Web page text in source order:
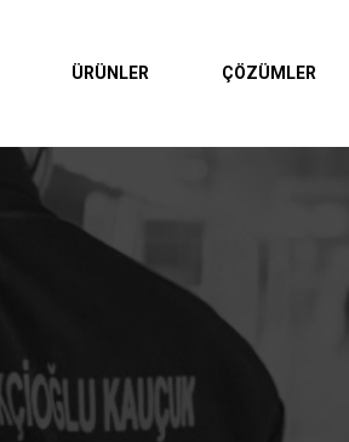
ÜRÜNLER ÇÖZÜMLER